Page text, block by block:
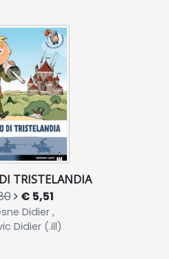
TRISTELANDIA
€ 5,51
Didier ,
Didier (.ill)